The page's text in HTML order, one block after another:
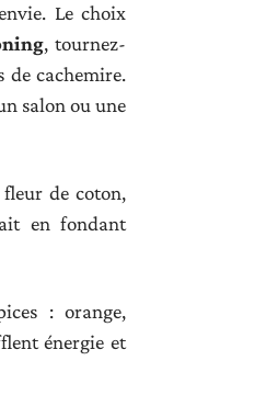
Le choix
, tournez-
de cachemire.
salon ou une
de coton,
en fondant
: orange,
énergie et